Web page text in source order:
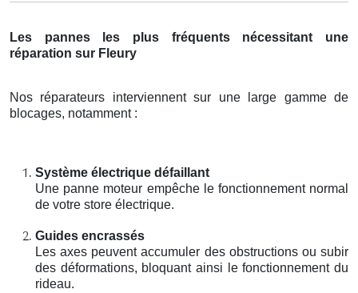
Les pannes les plus fréquents nécessitant une
réparation sur Fleury
Nos réparateurs interviennent sur une large gamme de
blocages, notamment :
Système électrique défaillant
Une panne moteur empêche le fonctionnement normal
de votre store électrique.
Guides encrassés
Les axes peuvent accumuler des obstructions ou subir
des déformations, bloquant ainsi le fonctionnement du
rideau.